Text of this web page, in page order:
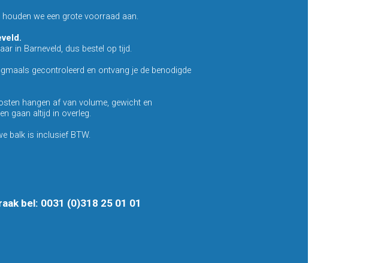
we een grote voorraad aan.
in Barneveld, dus bestel op tijd.
gecontroleerd en ontvang je de benodigde
hangen af van volume, gewicht en
gaan altijd in overleg.
balk is inclusief BTW.
bel: 0031 (0)318 25 01 01